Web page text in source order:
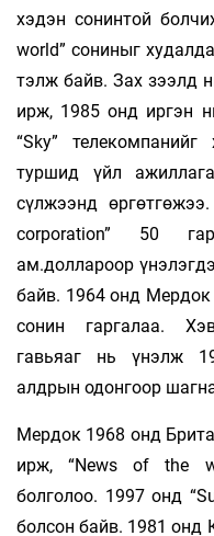
хэдэн сонинтой
world” сониныг
тэлж байв. Зах зээлд
ирж, 1985 онд иргэн
“Sky”
туршид үйл
сүлжээнд
сorporation” 50
ам.доллароор
байв. 1964 онд
сонин гаргалаа.
гавьяаг нь үнэлж
алдрын одонгоор
Мердок 1968 онд
ирж, “News of the
болголоо. 1997 онд
болсон байв. 1981 онд